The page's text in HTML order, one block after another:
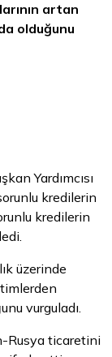
artan
olduğunu
Yardımcısı
kredilerin
kredilerin
üzerinde
vurguladı.
Rusya ticaretini